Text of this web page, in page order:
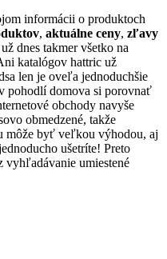
informácii o produktoch
, aktuálne ceny, zľavy
dnes takmer všetko na
katalógov hattric už
len je oveľa jednoduchšie
pohodlí domova si porovnať
obchody navyše
obmedzené, takže
môže byť veľkou výhodou, aj
ušetríte! Preto
vyhľadávanie umiestené